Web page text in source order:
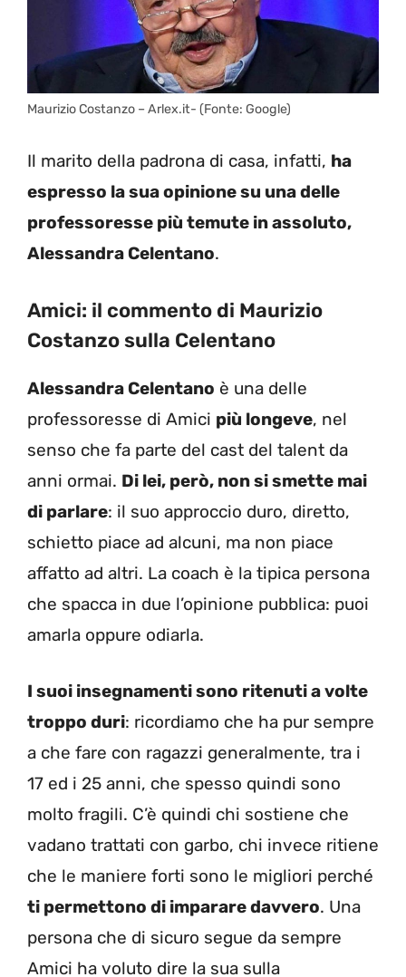
Maurizio Costanzo – Arlex.it- (Fonte: Google)
Il marito della padrona di casa, infatti, ha
espresso la sua opinione su una delle
professoresse più temute in assoluto,
Alessandra Celentano.
Amici: il commento di Maurizio
Costanzo sulla Celentano
Alessandra Celentano è una delle
professoresse di Amici più longeve, nel
senso che fa parte del cast del talent da
anni ormai. Di lei, però, non si smette mai
di parlare: il suo approccio duro, diretto,
schietto piace ad alcuni, ma non piace
affatto ad altri. La coach è la tipica persona
che spacca in due l’opinione pubblica: puoi
amarla oppure odiarla.
I suoi insegnamenti sono ritenuti a volte
troppo duri: ricordiamo che ha pur sempre
a che fare con ragazzi generalmente, tra i
17 ed i 25 anni, che spesso quindi sono
molto fragili. C’è quindi chi sostiene che
vadano trattati con garbo, chi invece ritiene
che le maniere forti sono le migliori perché
ti permettono di imparare davvero. Una
persona che di sicuro segue da sempre
Amici ha voluto dire la sua sulla